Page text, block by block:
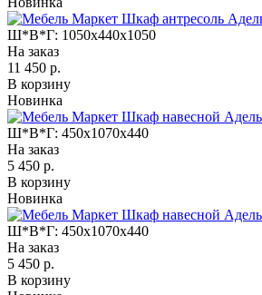
Ш*В*Г: 1050x440x1050
На заказ
11 450 р.
В корзину
Новинка
Ш*В*Г: 450x1070x440
На заказ
5 450 р.
В корзину
Новинка
Ш*В*Г: 450x1070x440
На заказ
5 450 р.
В корзину